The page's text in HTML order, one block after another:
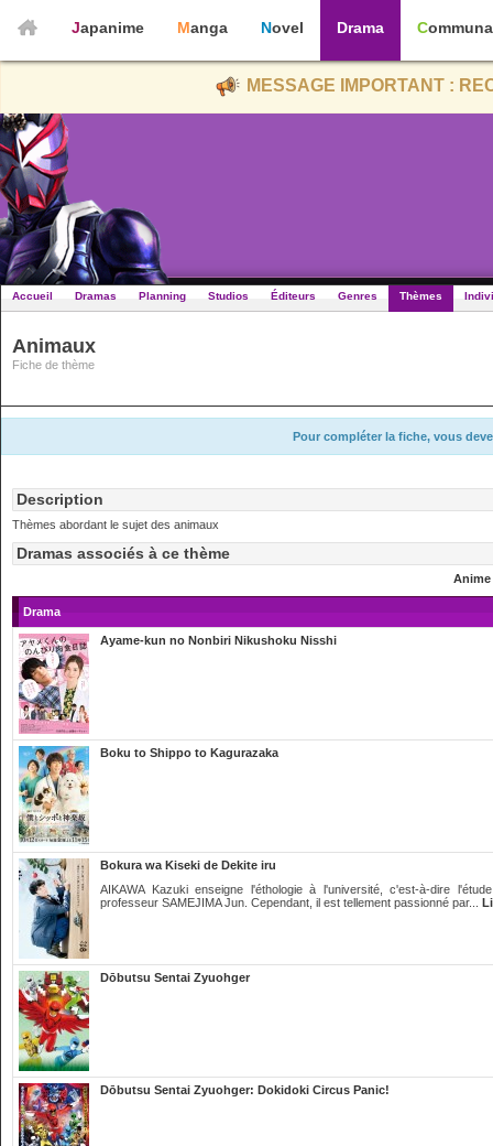
Japanime Manga Novel Drama
MESSAGE IMPORTANT :
Accueil Dramas Planning Studios Éditeurs Genres Thèmes
Animaux
Fiche de thème
Pour compléter la fiche, vous
Description
Thèmes abordant le sujet des animaux
Dramas associés à ce thème
Anime
Drama
Ayame-kun no Nonbiri Nikushoku Nisshi
Boku to Shippo to Kagurazaka
Bokura wa Kiseki de Dekite iru
AIKAWA Kazuki enseigne l'éthologie à l'université, c'est-à-dire
professeur SAMEJIMA Jun. Cependant, il est tellement passionné par...
Dōbutsu Sentai Zyuohger
Dōbutsu Sentai Zyuohger: Dokidoki Circus Panic!